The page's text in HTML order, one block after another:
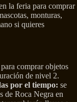
la feria para comprar
monturas,
si quieres
para comprar objetos
de nivel 2.
por el tiempo: se
de Roca Negra en